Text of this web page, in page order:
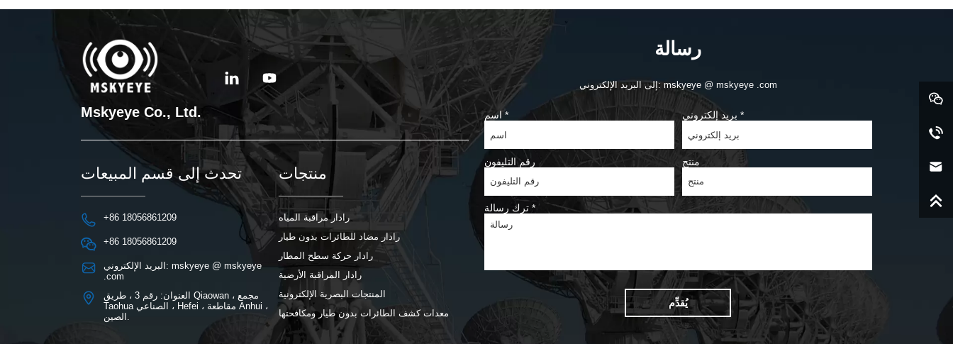
Mskyeye Co., Ltd.
تحدث إلى قسم المبيعات
+86 18056861209
+86 18056861209
البريد الإلكتروني: mskyeye @ mskyeye
.com
العنوان: رقم 3 ، طريق Qiaowan ، مجمع
Taohua الصناعي ، Hefei ، مقاطعة Anhui ،
منتجات
رادار مراقبة المياه
رادار مضاد للطائرات بدون طيار
رادار حركة سطح المطار
رادار المراقبة الأرضية
المنتجات البصرية الإلكترونية
معدات كشف الطائرات بدون طيار ومكافحتها
رسالة
إلى البريد الإلكتروني: mskyeye @ mskyeye .com
اسم* *
رقم التليفون منتج
ترك رسالة*
يُقدِّم